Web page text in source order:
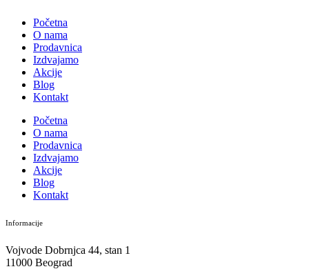
Početna
O nama
Prodavnica
Izdvajamo
Akcije
Blog
Kontakt
Početna
O nama
Prodavnica
Izdvajamo
Akcije
Blog
Kontakt
Informacije
Vojvode Dobrnjca 44, stan 1
11000 Beograd